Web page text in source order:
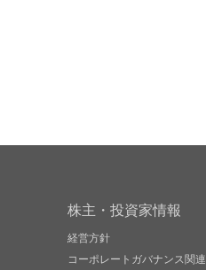
株主・投資家情報
経営方針
コーポレートガバナンス関連